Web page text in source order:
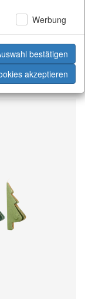
Werbung
bestätigen
akzeptieren